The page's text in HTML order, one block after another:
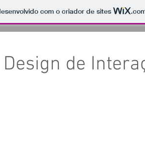
com o criador de sites
de